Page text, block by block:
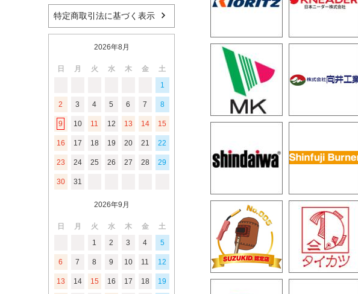
特定商取引法に基づく表示
2026年8月
日 月 火 水 木 金
土
1
2 3 4 5 6 7 8
9 10 11 12 13 14 15
16 17 18 19 20 21 22
23 24 25 26 27 28 29
30 31
2026年9月
日 月 火 水 木 金
土
1
2 3 4 5
6 7 8 9 10 11 12
13 14 15 16 17 18 19